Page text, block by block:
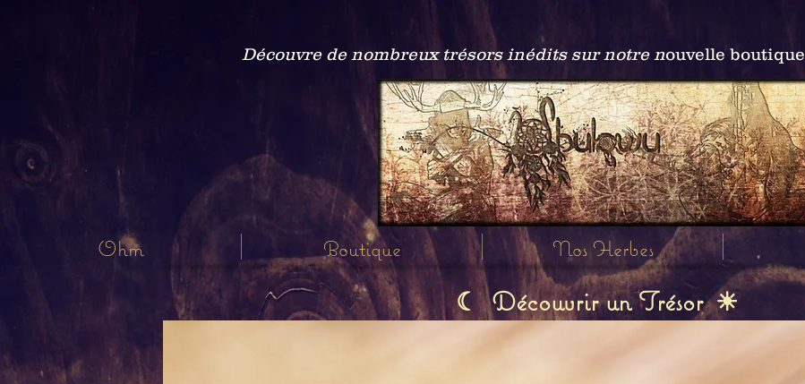
Découvre de nombreux trésors inédits sur notre nouvelle boutique
Ohm Boutique Nos Herbes
☾ Découvrir un Trésor ☀